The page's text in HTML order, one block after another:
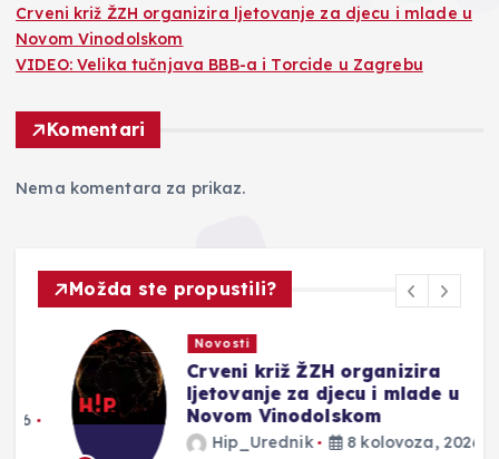
Crveni križ ŽZH organizira ljetovanje za djecu i mlade u
Novom Vinodolskom
VIDEO: Velika tučnjava BBB-a i Torcide u Zagrebu
Komentari
Nema komentara za prikaz.
Možda ste propustili?
Novosti
Crveni križ ŽZH organizira
ljetovanje za djecu i mlade u
Novom Vinodolskom
Hip_Urednik
8 kolovoza, 2026